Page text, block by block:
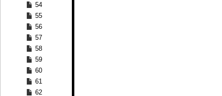
54
55
56
57
58
59
60
61
62